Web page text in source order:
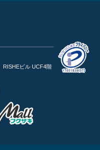
RISHEビル UCF4階